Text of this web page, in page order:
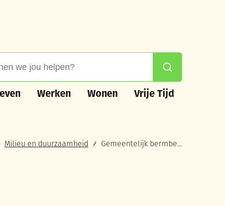
Zoeken
Werken Wonen
Vrije Tijd
Vrije Tijd
Milieu en duurzaamheid Gemeentelijk bermbeheerplan